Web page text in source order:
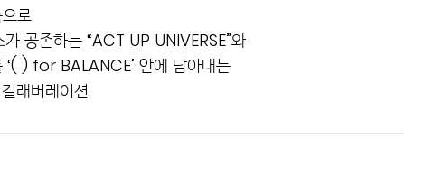
로
공존하는 “ACT UP UNIVERSE”와
‘( ) for BALANCE’ 안에 담아내는
래버레이션